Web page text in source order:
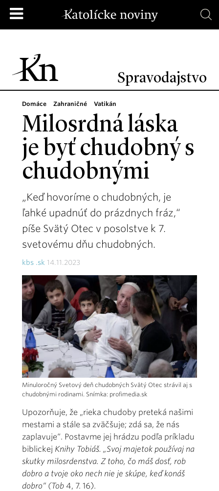
Spravodajstvo
Domáce Zahraničné Vatikán
Milosrdná láska
je byť chudobný s
chudobnými
„Keď hovoríme o chudobných, je
ľahké upadnúť do prázdnych fráz,“
píše Svätý Otec v posolstve k 7.
svetovému dňu chudobných.
kbs .sk 14.11.2023
Minuloročný Svetový deň chudobných Svätý Otec strávil aj s
chudobnými rodinami. Snímka: profimedia.sk
Upozorňuje, že „rieka chudoby preteká našimi
mestami a stále sa zväčšuje; zdá sa, že nás
zaplavuje“. Postavme jej hrádzu podľa príkladu
biblickej Knihy Tobiáš. „Svoj majetok používaj na
skutky milosrdenstva. Z toho, čo máš dosť, rob
dobro a tvoje oko nech nie je skúpe, keď konáš
dobro“ (Tob 4, 7. 16).